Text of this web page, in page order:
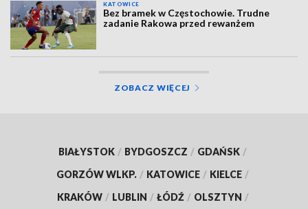
KATOWICE
Bez bramek w Częstochowie. Trudne
zadanie Rakowa przed rewanżem
ZOBACZ WIĘCEJ
BIAŁYSTOK / BYDGOSZCZ / GDAŃSK /
GORZÓW WLKP. / KATOWICE / KIELCE /
KRAKÓW / LUBLIN / ŁÓDŹ / OLSZTYN /